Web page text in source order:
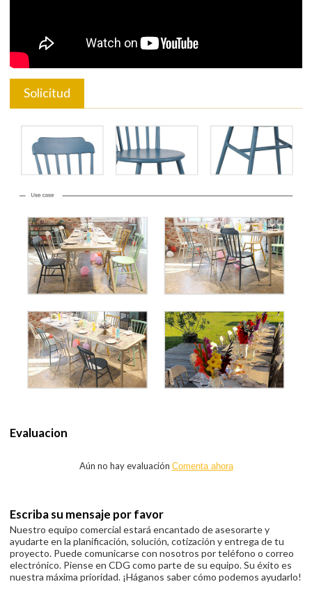
Solicitud
Evaluacion
Aún no hay evaluación Comenta ahora
Escriba su mensaje por favor
Nuestro equipo comercial estará encantado de asesorarte y
ayudarte en la planificación, solución, cotización y entrega de tu
proyecto. Puede comunicarse con nosotros por teléfono o correo
electrónico. Piense en CDG como parte de su equipo. Su éxito es
nuestra máxima prioridad. ¡Háganos saber cómo podemos ayudarlo!